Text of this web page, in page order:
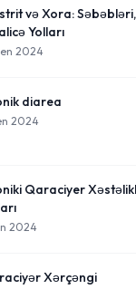
və Xora:
Yolları
2024
diarea
2024
Qaraciyer
2024
Xərçəngi